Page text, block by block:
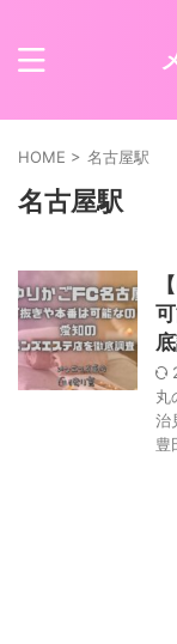
HOME > 名古屋駅
名古屋駅
丸
治
豊